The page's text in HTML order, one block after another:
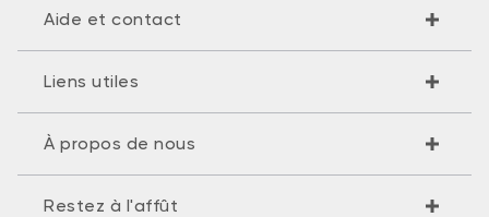
Aide et contact
Liens utiles
À propos de nous
Restez à l'affût